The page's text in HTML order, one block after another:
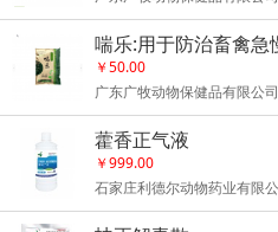
喘乐:用于防治畜禽急
伸颈 呼吸哕音 气喘甩
￥50.00
广东广牧动物保健品有限公司
藿香正气液
￥999.00
石家庄利德尔动物药业有限